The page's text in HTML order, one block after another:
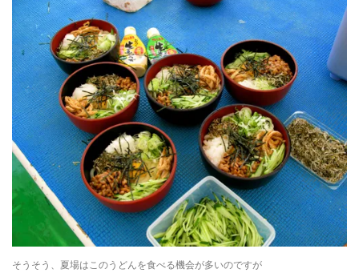
そうそう、夏場はこのうどんを食べる機会が多いのですが